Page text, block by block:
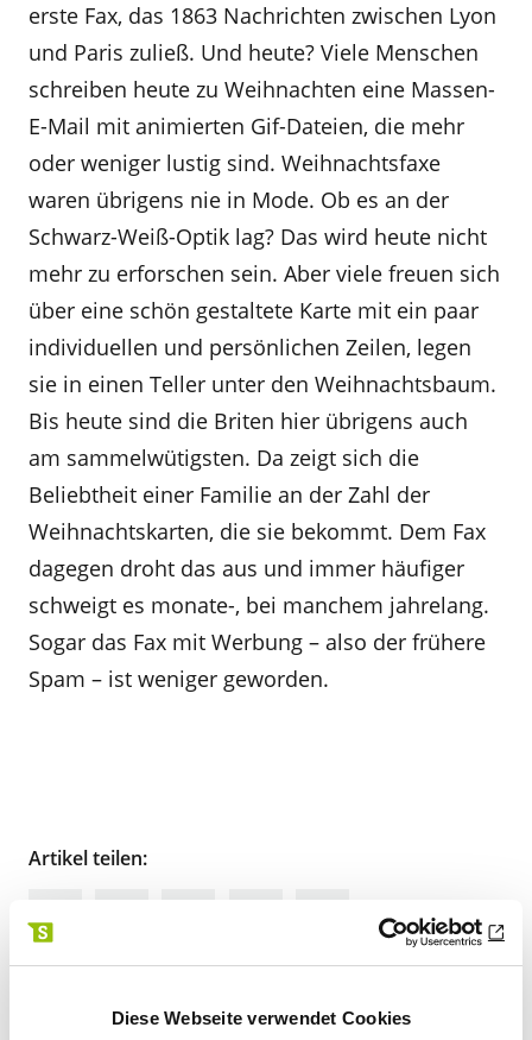
Diese Webseite verwendet Cookies
erste Fax, das 1863 Nachrichten zwischen Lyon
und Paris zuließ. Und heute? Viele Menschen
schreiben heute zu Weihnachten eine Massen-
E-Mail mit animierten Gif-Dateien, die mehr
oder weniger lustig sind. Weihnachtsfaxe
waren übrigens nie in Mode. Ob es an der
Schwarz-Weiß-Optik lag? Das wird heute nicht
mehr zu erforschen sein. Aber viele freuen sich
über eine schön gestaltete Karte mit ein paar
individuellen und persönlichen Zeilen, legen
sie in einen Teller unter den Weihnachtsbaum.
Bis heute sind die Briten hier übrigens auch
am sammelwütigsten. Da zeigt sich die
Beliebtheit einer Familie an der Zahl der
Weihnachtskarten, die sie bekommt. Dem Fax
dagegen droht das aus und immer häufiger
schweigt es monate-, bei manchem jahrelang.
Sogar das Fax mit Werbung – also der frühere
Spam – ist weniger geworden.
Artikel teilen: